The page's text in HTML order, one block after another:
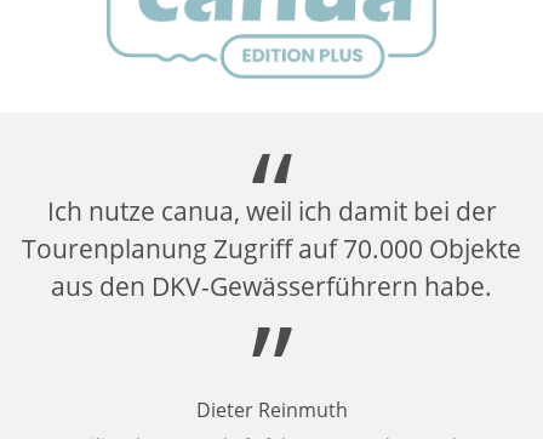
Ich nutze canua, weil ich damit bei der
Tourenplanung Zugriff auf 70.000 Objekte
aus den DKV-Gewässerführern habe.
Dieter Reinmuth